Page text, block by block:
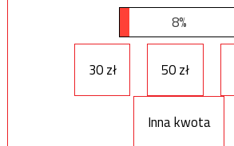
8%
30 zł 50 zł
Inna kwota